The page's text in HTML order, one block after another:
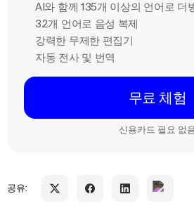
AI와 함께 135개 이상의 언어로 더
32개 언어로 음성 복제
강력한 무제한 편집기
자동 전사 및 번역
무료 체험
신용카드 필요 없
공유: